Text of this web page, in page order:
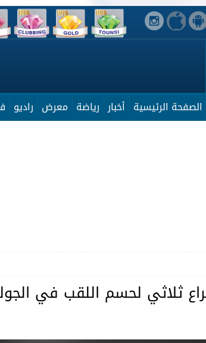
الصفحة الرئيسية أخبار رياضة معرض راديو
ثلاثي لحسم اللقب في